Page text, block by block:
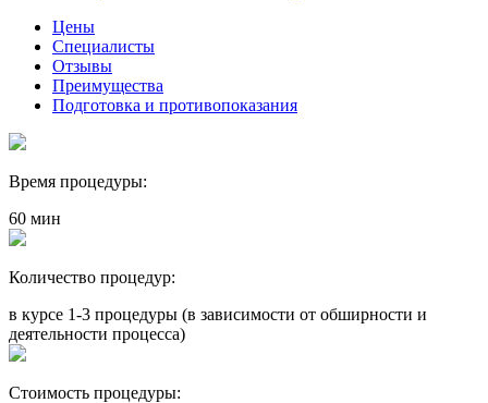
Цены
Специалисты
Отзывы
Преимущества
Подготовка и противопоказания
Время процедуры:
60 мин
Количество процедур:
в курсе 1-3 процедуры (в зависимости от обширности и
деятельности процесса)
Стоимость процедуры: